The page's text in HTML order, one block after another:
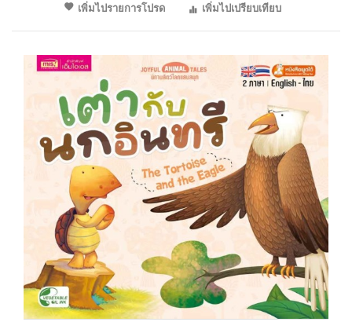
เพิ่มไปรายการโปรด
เพิ่มไปเปรียบเทียบ